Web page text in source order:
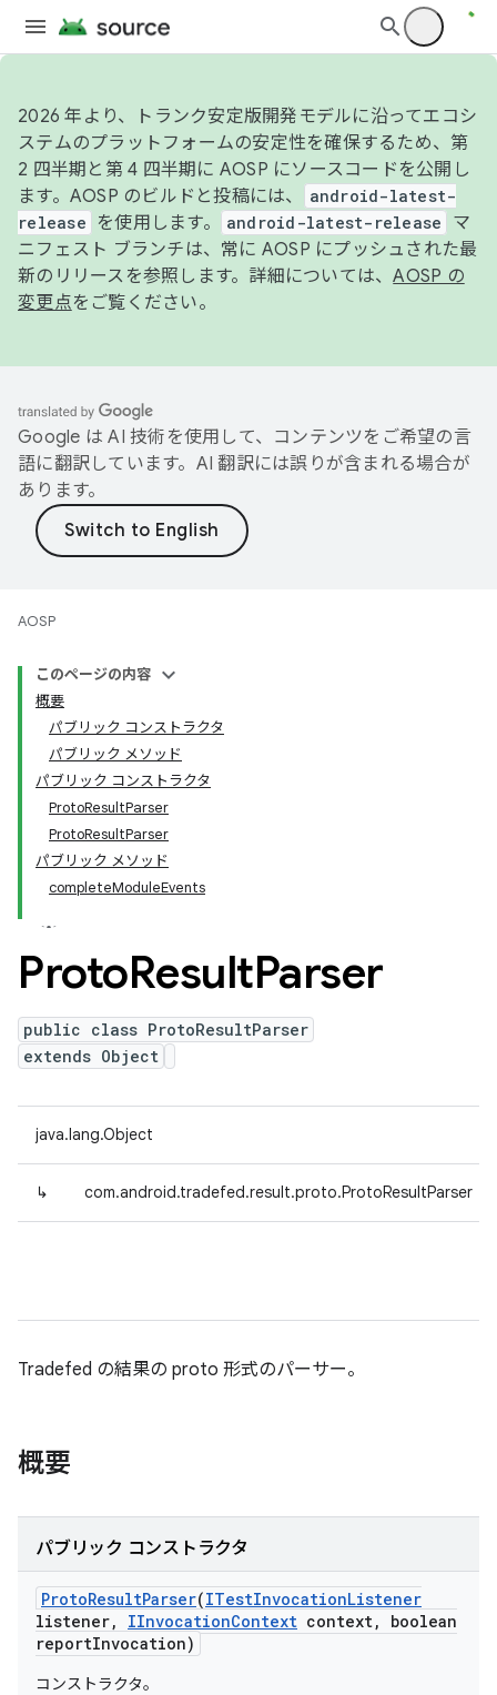
2026 年より、トランク安定版開発モデルに沿ってエコシ
ステムのプラットフォームの安定性を確保するため、第
2 四半期と第 4 四半期に AOSP にソースコードを公開し
ます。AOSP のビルドと投稿には、
android-latest-
release
を使用します。 android-latest-release
マ
ニフェスト ブランチは、常に AOSP にプッシュされた最
新のリリースを参照します。詳細については、AOSP の
変更点をご覧ください。
Google は AI 技術を使用して、コンテンツをご希望の言
語に翻訳しています。AI 翻訳には誤りが含まれる場合が
あります。
AOSP
このページの内容
概要
パブリック コンストラクタ
パブリック メソッド
パブリック コンストラクタ
ProtoResultParser
ProtoResultParser
パブリック メソッド
completeModuleEvents
ProtoResultParser
public class ProtoResultParser
extends Object
java.lang.Object
↳ com.android.tradefed.result.proto.ProtoResultParser
Tradefed の結果の proto 形式のパーサー。
概要
パブリック コンストラクタ
ProtoResultParser(ITestInvocationListener
listener, IInvocationContext context,
boolean
reportInvocation)
コンストラクタ。